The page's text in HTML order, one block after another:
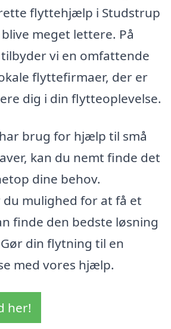
flyttehjælp i Studstrup
meget lettere. På
vi en omfattende
flyttefirmaer, der er
dig i din flytteoplevelse.
brug for hjælp til små
kan du nemt finde det
dine behov.
mulighed for at få et
finde den bedste løsning
din flytning til en
med vores hjælp.
her!